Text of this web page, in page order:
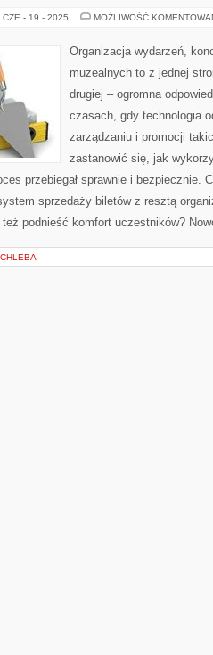
CZE - 19 - 2025 MOŻLIWOŚĆ
Organizacja wydarzeń,
muzealnych to z jednej
drugiej – ogromna
czasach, gdy technologia
zarządzaniu i promocji
zastanowić się, jak
przebiegał sprawnie i bezpiecznie.
sprzedaży biletów z resztą
podnieść komfort uczestników?